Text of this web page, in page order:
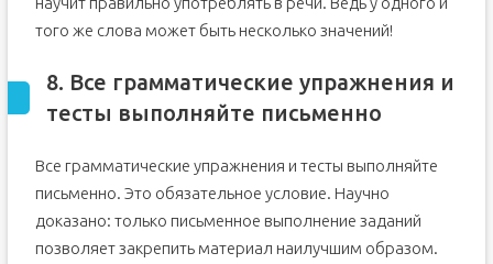
того же слова может быть несколько значений!
8. Все грамматические упражнения и
тесты выполняйте письменно
Все грамматические упражнения и тесты выполняйте
письменно. Это обязательное условие. Научно
доказано: только письменное выполнение заданий
позволяет закрепить материал наилучшим образом.